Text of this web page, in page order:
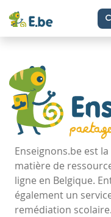
Enseignons.be est
matière de
ligne en Belgique.
également un
remédiation scolaire.